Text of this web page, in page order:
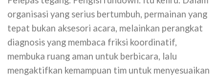
organisasi yang serius bertumbuh, permainan yang
tepat bukan aksesori acara, melainkan perangkat
diagnosis yang membaca friksi koordinatif,
membuka ruang aman untuk berbicara, lalu
mengaktifkan kemampuan tim untuk menyesuaikan